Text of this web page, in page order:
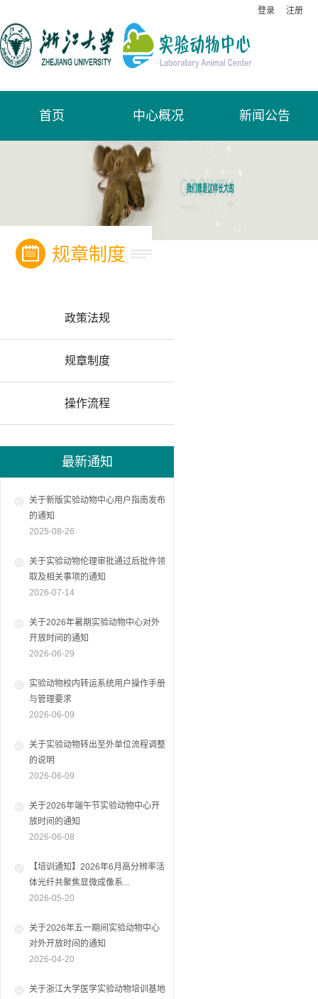
登录 注册
首页 中心概况 新闻公告
规章制度
政策法规
规章制度
操作流程
最新通知
关于新版实验动物中心用户指南发布
的通知
2025-08-26
关于实验动物伦理审批通过后批件领
取及相关事项的通知
2026-07-14
关于2026年暑期实验动物中心对外
开放时间的通知
2026-06-29
实验动物校内转运系统用户操作手册
与管理要求
2026-06-09
关于实验动物转出至外单位流程调整
的说明
2026-06-09
关于2026年端午节实验动物中心开
放时间的通知
2026-06-08
【培训通知】2026年6月高分辨率活
体光纤共聚焦显微成像系...
2026-05-20
关于2026年五一期间实验动物中心
对外开放时间的通知
2026-04-20
关于浙江大学医学实验动物培训基地